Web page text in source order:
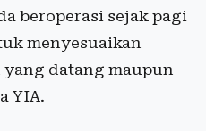
beroperasi sejak pagi
menyesuaikan
datang maupun
YIA.